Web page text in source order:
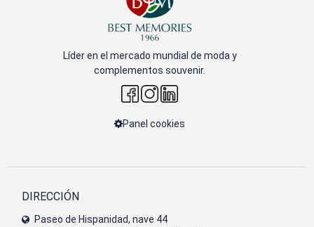
Líder en el mercado mundial de moda y
complementos souvenir.
Panel cookies
DIRECCIÓN
Paseo de Hispanidad, nave 44